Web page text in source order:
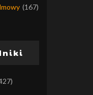
(167)